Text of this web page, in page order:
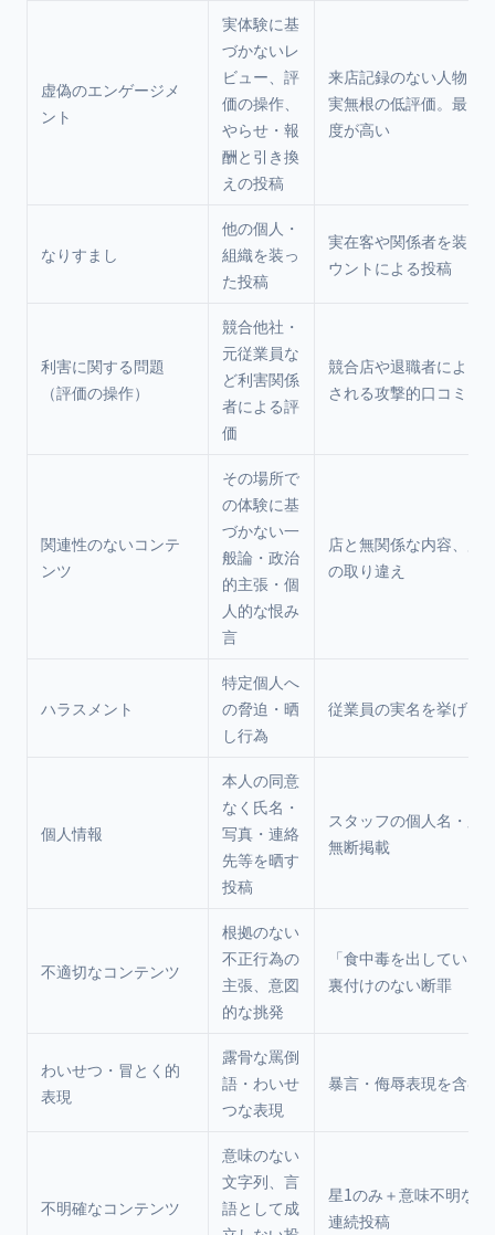
虚偽のエンゲージメ
ント
実体験に基
づかないレ
ビュー、評
価の操作、
やらせ・報
酬と引き換
えの投稿
来店記録のない人物に
実無根の低評価。最も
度が高い
なりすまし
他の個人・
組織を装っ
た投稿
実在客や関係者を装っ
ウントによる投稿
利害に関する問題
（評価の操作）
競合他社・
元従業員な
ど利害関係
者による評
価
競合店や退職者による
される攻撃的口コミ
関連性のないコンテ
ンツ
その場所で
の体験に基
づかない一
般論・政治
的主張・個
人的な恨み
言
店と無関係な内容、別
の取り違え
ハラスメント
特定個人へ
の脅迫・晒
し行為
従業員の実名を挙げた
個人情報
本人の同意
なく氏名・
写真・連絡
先等を晒す
投稿
スタッフの個人名・顔
無断掲載
不適切なコンテンツ
根拠のない
不正行為の
主張、意図
的な挑発
「食中毒を出している
裏付けのない断罪
わいせつ・冒とく的
表現
露骨な罵倒
語・わいせ
つな表現
暴言・侮辱表現を含む
不明確なコンテンツ
意味のない
文字列、言
語として成
星1のみ＋意味不明な
連続投稿